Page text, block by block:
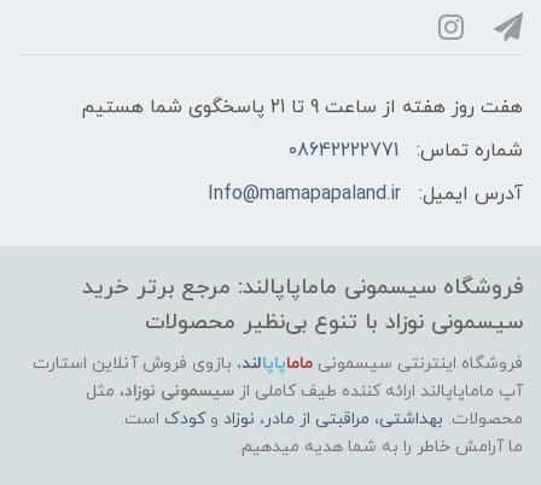
هفت روز هفته از ساعت 9 تا 21 پاسخگوی شما هستیم
شماره تماس:
08642222771
آدرس ایمیل:
Info@mamapapaland.ir
فروشگاه سیسمونی ماماپاپالند: مرجع برتر خرید
سیسمونی نوزاد با تنوع بی‌نظیر محصولات
فروشگاه اینترنتی سیسمونی ماماپاپالند، بازوی فروش آنلاین استارت
آپ ماماپاپالند ارائه کننده طیف کاملی از سیسمونی نوزاد، مثل
محصولات: بهداشتی، مراقبتی از مادر ، نوزاد وکودک است.
ما آرامش خاطر را به شما هدیه میدهیم.